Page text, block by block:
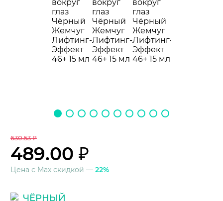
630.53 ₽
489.00 ₽
Цена с Max скидкой — 22%